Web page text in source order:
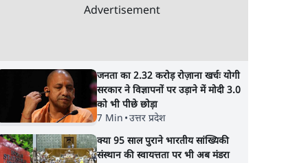
Advertisement
जनता का 2.32 करोड़ रोज़ाना खर्चः योगी
सरकार ने विज्ञापनों पर उड़ाने में मोदी 3.0
को भी पीछे छोड़ा
7 Min •उत्तर प्रदेश
क्या 95 साल पुराने भारतीय सांख्यिकी
संस्थान की स्वायत्तता पर भी अब मंडरा